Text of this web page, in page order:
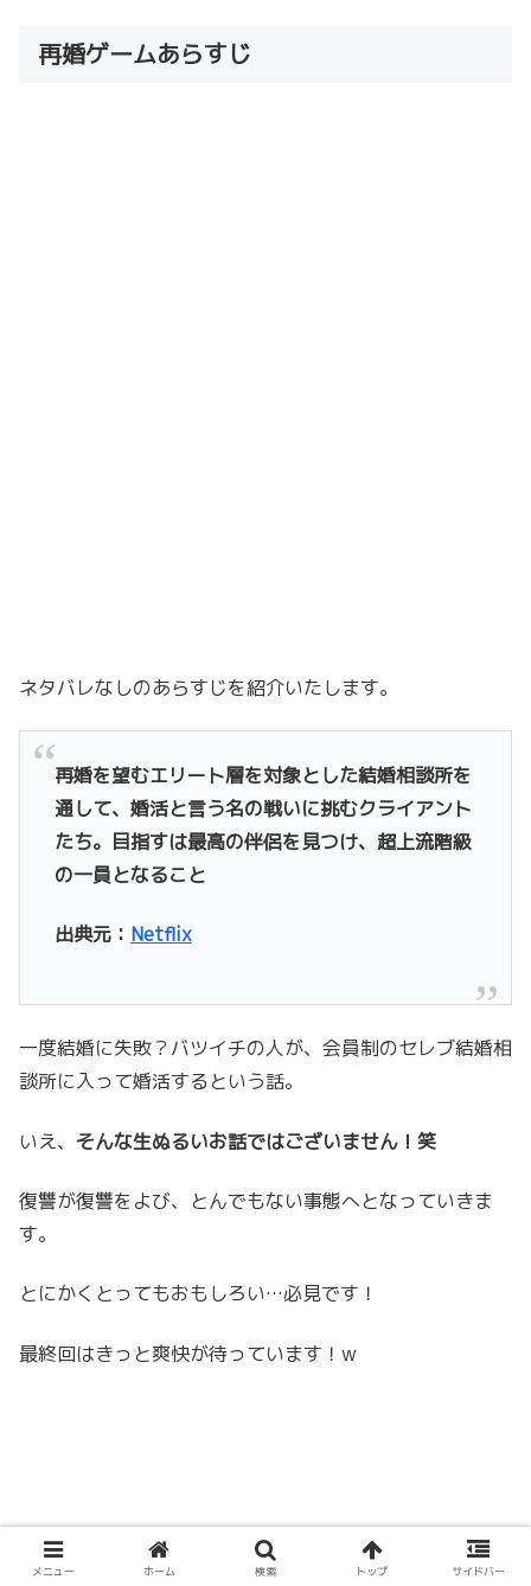
再婚ゲームあらすじ
ネタバレなしのあらすじを紹介いたします。
再婚を望むエリート層を対象とした結婚相談所を
通して、 婚活と言う名の戦いに挑むクライアント
たち。 目指すは最高の伴侶を見つけ、超上流階級
の一員となること
出典元： Netflix
一度結婚に失敗？バツイチの人が、会員制のセレブ結婚相
談所に入って婚活するという話。
いえ、 そんな生ぬるいお話ではございません！笑
復讐が復讐をよび、とんでもない事態へとなっていきま
す。
とにかくとってもおもしろい…必見です！
最終回はきっと爽快が待っています！w
メニュー ホーム 検索 トップ サイドバー